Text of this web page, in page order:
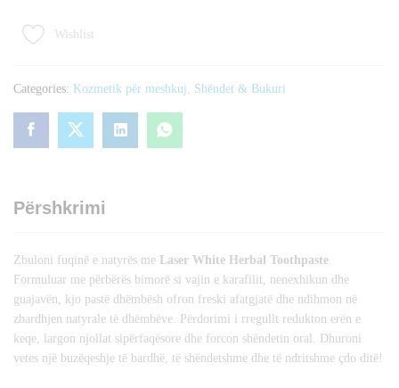
Freski
për
Dhëmbët
Wishlist
Categories: Kozmetik për meshkuj Shëndet & Bukuri
Përshkrimi
Zbuloni fuqinë e natyrës me Laser White Herbal Toothpaste
Formuluar me përbërës bimorë si vajin e karafilit, nenexhikun dhe
guajavën, kjo pastë dhëmbësh ofron freski afatgjatë dhe ndihmon në
zbardhjen natyrale të dhëmbëve. Përdorimi i rregullt redukton erën e
keqe, largon njollat sipërfaqësore dhe forcon shëndetin oral. Dhuroni
vetes një buzëqeshje të bardhë, të shëndetshme dhe të ndritshme çdo ditë!